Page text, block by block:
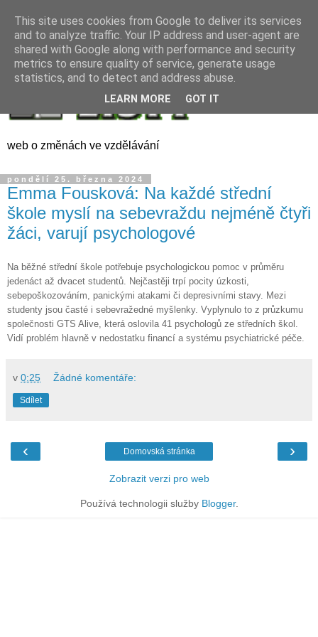
web o změnách ve vzdělávání
pondělí 25. března 2024
Emma Fousková: Na každé střední
škole myslí na sebevraždu nejméně čtyři
žáci, varují psychologové
Na běžné střední škole potřebuje psychologickou pomoc v průměru
jedenáct až dvacet studentů. Nejčastěji trpí pocity úzkosti,
sebepoškozováním, panickými atakami či depresivními stavy. Mezi
studenty jsou časté i sebevražedné myšlenky. Vyplynulo to z průzkumu
společnosti GTS Alive, která oslovila 41 psychologů ze středních škol.
Vidí problém hlavně v nedostatku financí a systému psychiatrické péče.
v 0:25 Žádné komentáře:
Sdílet
‹ ›
Domovská stránka
Zobrazit verzi pro web
Používá technologii služby Blogger.
This site uses cookies from Google to deliver its services
and to analyze traffic. Your IP address and user-agent are
shared with Google along with performance and security
metrics to ensure quality of service, generate usage
statistics, and to detect and address abuse.
LEARN MORE GOT IT